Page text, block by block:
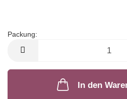
Packung:
In den